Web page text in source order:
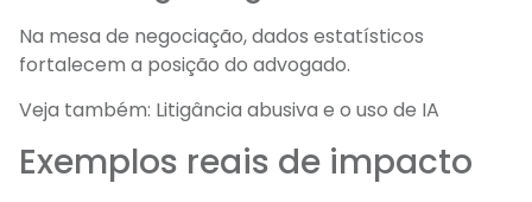
Na mesa de negociação, dados estatísticos
fortalecem a posição do advogado.
Veja também: Litigância abusiva e o uso de IA
Exemplos reais de impacto